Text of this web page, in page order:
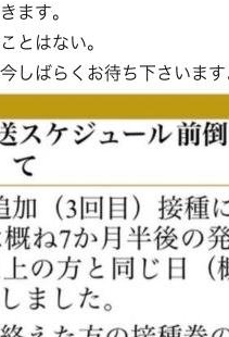
ます。
とはない。
ばらくお待ち下さいます